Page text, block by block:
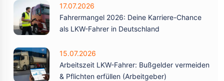
17.07.2026
Fahrermangel 2026: Deine Karriere-Chance
als LKW-Fahrer in Deutschland
15.07.2026
Arbeitszeit LKW-Fahrer: Bußgelder vermeiden
& Pflichten erfüllen (Arbeitgeber)